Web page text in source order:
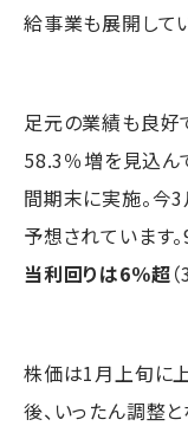
給事業も展開して
足元の業績も良好
58.3％増を見込ん
間期末に実施。今
予想されています
当利回りは6％超
株価は1月上旬に
後、いったん調整